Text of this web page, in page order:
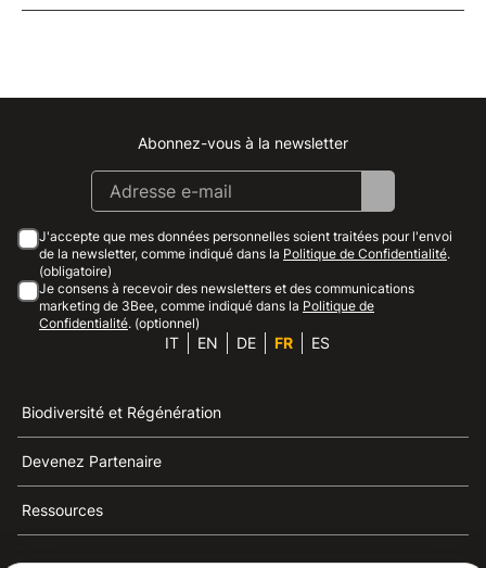
Instagram
Facebook
Linkedin
Youtube
Abonnez-vous à la newsletter
J'accepte que mes données personnelles soient traitées pour l'envoi
de la newsletter, comme indiqué dans la Politique de Confidentialité.
(obligatoire)
Je consens à recevoir des newsletters et des communications
marketing de 3Bee, comme indiqué dans la Politique de
Confidentialité. (optionnel)
IT EN DE FR ES
Biodiversité et Régénération
Devenez Partenaire
Ressources